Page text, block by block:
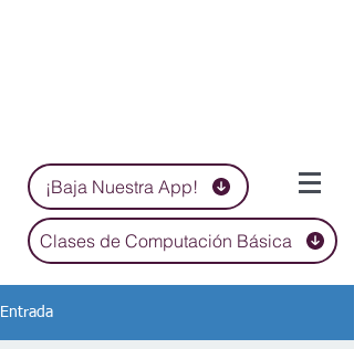
¡Baja Nuestra App!
Clases de Computación Básica
Entrada